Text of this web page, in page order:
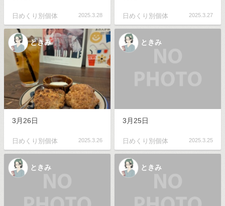
日めくり別個体 2025.3.28 日めくり別個体 2025.3.27
ときみ
3月26日
日めくり別個体 2025.3.26
ときみ
3月25日
日めくり別個体 2025.3.25
ときみ ときみ